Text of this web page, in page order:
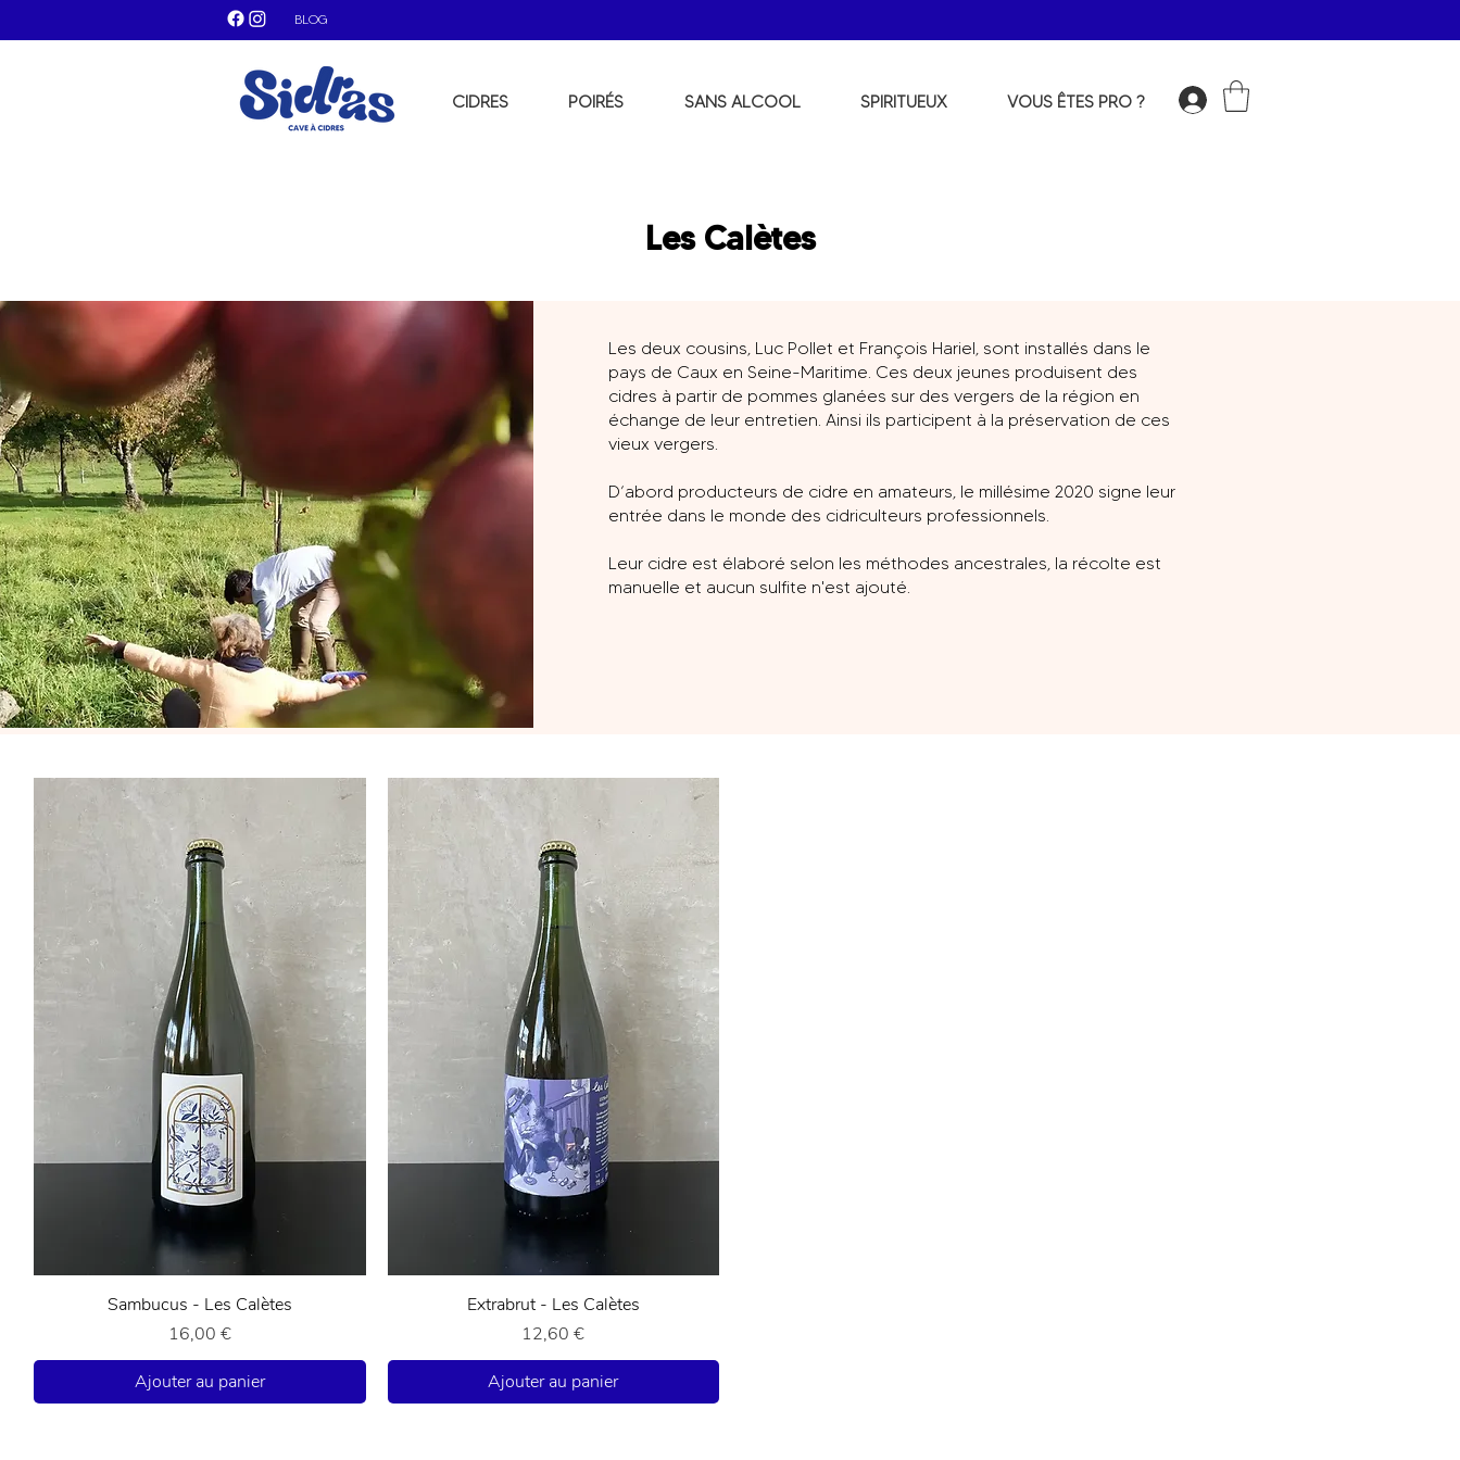
BLOG
CIDRES POIRÉS SANS ALCOOL SPIRITUEUX VOUS ÊTES PRO ? Connexion
Les Calètes
Les deux cousins, Luc Pollet et François Hariel, sont installés dans le
pays de Caux en Seine-Maritime. Ces deux jeunes produisent des
cidres à partir de pommes glanées sur des vergers de la région en
échange de leur entretien. Ainsi ils participent à la préservation de ces
vieux vergers.
D’abord producteurs de cidre en amateurs, le millésime 2020 signe leur
entrée dans le monde des cidriculteurs professionnels.
Leur cidre est élaboré selon les méthodes ancestrales, la récolte est
manuelle et aucun sulfite n'est ajouté.
Aperçu rapide
Sambucus - Les Calètes
Prix
16,00 €
Ajouter au panier
Aperçu rapide
Extrabrut - Les Calètes
Prix
12,60 €
Ajouter au panier